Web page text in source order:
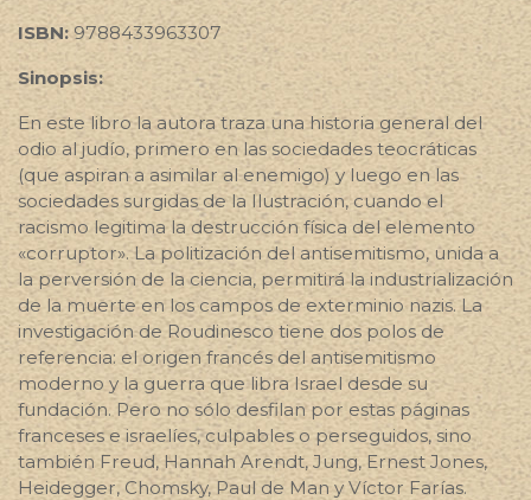
ISBN: 9788433963307
Sinopsis:
En este libro la autora traza una historia general del
odio al judío, primero en las sociedades teocráticas
(que aspiran a asimilar al enemigo) y luego en las
sociedades surgidas de la Ilustración, cuando el
racismo legitima la destrucción física del elemento
«corruptor». La politización del antisemitismo, unida a
la perversión de la ciencia, permitirá la industrialización
de la muerte en los campos de exterminio nazis. La
investigación de Roudinesco tiene dos polos de
referencia: el origen francés del antisemitismo
moderno y la guerra que libra Israel desde su
fundación. Pero no sólo desfilan por estas páginas
franceses e israelíes, culpables o perseguidos, sino
también Freud, Hannah Arendt, Jung, Ernest Jones,
Heidegger, Chomsky, Paul de Man y Víctor Farías.